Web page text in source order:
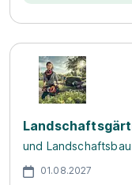
und
01.08.2027